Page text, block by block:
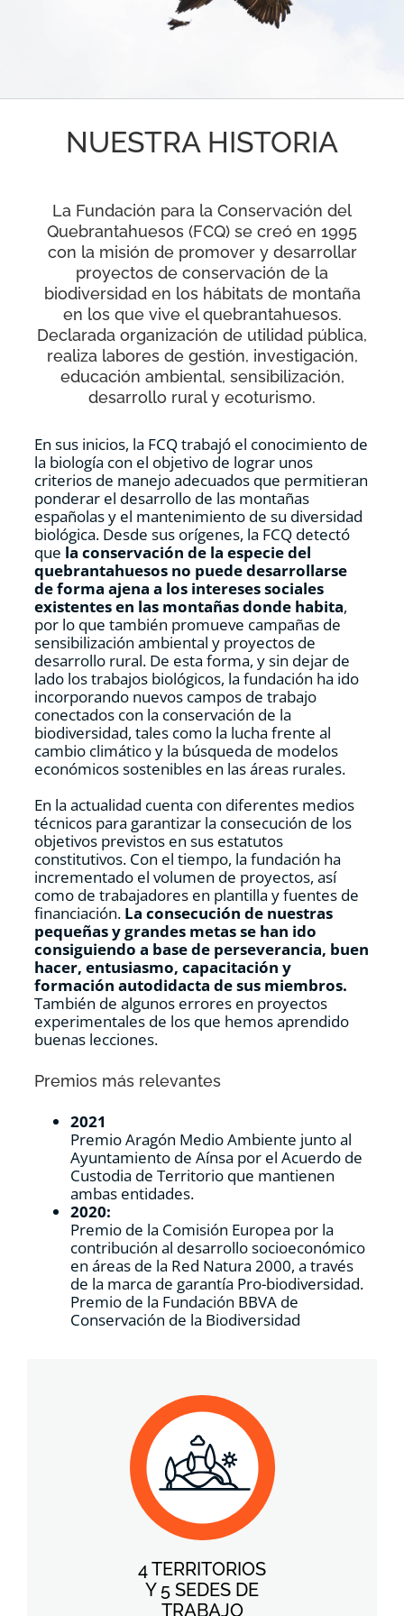
CONTACTONUESTRA HISTORIA
La Fundación para la Conservación del
Quebrantahuesos (FCQ) se creó en 1995
con la misión de promover y desarrollar
proyectos de conservación de la
biodiversidad en los hábitats de montaña
en los que vive el quebrantahuesos.
Declarada organización de utilidad pública,
realiza labores de gestión, investigación,
educación ambiental, sensibilización,
desarrollo rural y ecoturismo.
En sus inicios, la FCQ trabajó el conocimiento de
la biología con el objetivo de lograr unos
criterios de manejo adecuados que permitieran
ponderar el desarrollo de las montañas
españolas y el mantenimiento de su diversidad
biológica. Desde sus orígenes, la FCQ detectó
que la conservación de la especie del
quebrantahuesos no puede desarrollarse
de forma ajena a los intereses sociales
existentes en las montañas donde habita,
por lo que también promueve campañas de
sensibilización ambiental y proyectos de
desarrollo rural. De esta forma, y sin dejar de
lado los trabajos biológicos, la fundación ha ido
incorporando nuevos campos de trabajo
conectados con la conservación de la
biodiversidad, tales como la lucha frente al
cambio climático y la búsqueda de modelos
económicos sostenibles en las áreas rurales.
En la actualidad cuenta con diferentes medios
técnicos para garantizar la consecución de los
objetivos previstos en sus estatutos
constitutivos. Con el tiempo, la fundación ha
incrementado el volumen de proyectos, así
como de trabajadores en plantilla y fuentes de
financiación. La consecución de nuestras
pequeñas y grandes metas se han ido
consiguiendo a base de perseverancia, buen
hacer, entusiasmo, capacitación y
formación autodidacta de sus miembros.
También de algunos errores en proyectos
experimentales de los que hemos aprendido
buenas lecciones.
Premios más relevantes
2021
Premio Aragón Medio Ambiente junto al
Ayuntamiento de Aínsa por el Acuerdo de
Custodia de Territorio que mantienen
ambas entidades.
2020:
Premio de la Comisión Europea por la
contribución al desarrollo socioeconómico
en áreas de la Red Natura 2000, a través
de la marca de garantía Pro-biodiversidad.
Premio de la Fundación BBVA de
Conservación de la Biodiversidad
4 TERRITORIOS
Y 5 SEDES DE
TRABAJO